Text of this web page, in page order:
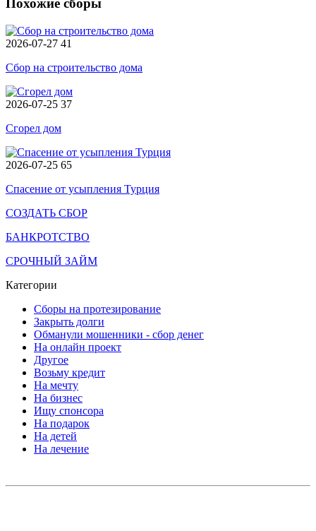
Похожие сборы
2026-07-27 41
Сбор на строительство дома
2026-07-25 37
Сгорел дом
2026-07-25 65
Спасение от усыпления Турция
СОЗДАТЬ СБОР
БАНКРОТСТВО
СРОЧНЫЙ ЗАЙМ
Категории
Сборы на протезирование
Закрыть долги
Обманули мошенники - сбор денег
На онлайн проект
Другое
Возьму кредит
На мечту
На бизнес
Ищу спонсора
На подарок
На детей
На лечение